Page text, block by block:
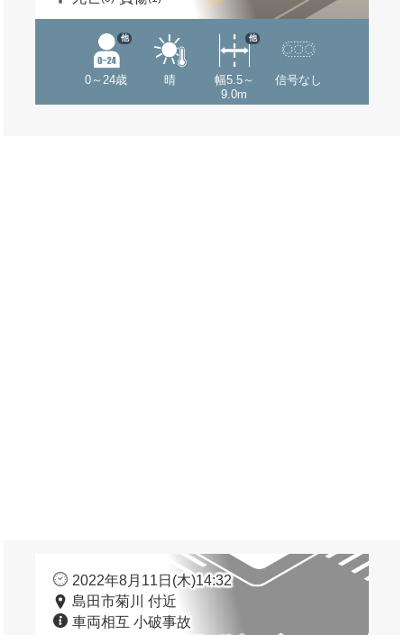
0～24歳
他
晴
幅5.5～
9.0m
他
信号なし
2022年8月11日(木)14:32
島田市菊川 付近
車両相互 小破事故